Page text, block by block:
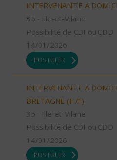
INTERVENANT.E A
35 - Ille-et-Vilaine
Possibilité de CDI ou CDD
14/01/2026
POSTULER
INTERVENANT.E A
BRETAGNE (H/F)
35 - Ille-et-Vilaine
Possibilité de CDI ou CDD
14/01/2026
POSTULER